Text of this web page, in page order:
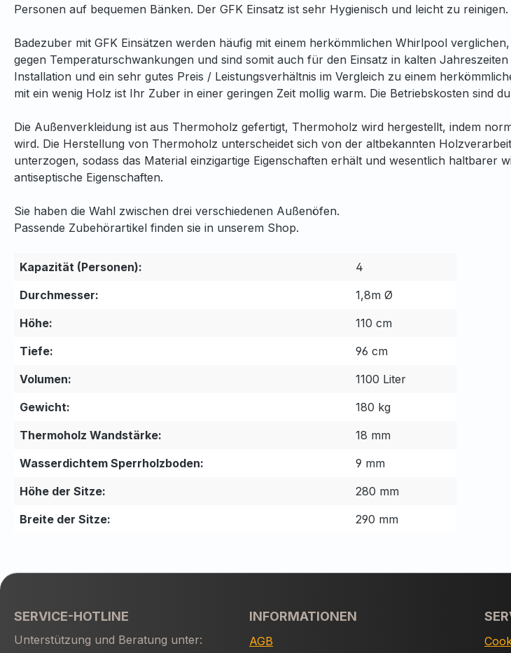
Personen auf bequemen Bänken. Der GFK Einsatz ist sehr Hygienisch und leicht zu reinigen.
Badezuber mit GFK Einsätzen werden häufig mit einem herkömmlichen Whirlpool
gegen Temperaturschwankungen und sind somit auch für den Einsatz in kalten
Installation und ein sehr gutes Preis / Leistungsverhältnis im Vergleich zu einem
mit ein wenig Holz ist Ihr Zuber in einer geringen Zeit mollig warm. Die Betriebskosten sind
Die Außenverkleidung ist aus Thermoholz gefertigt, Thermoholz wird hergestellt, indem
wird. Die Herstellung von Thermoholz unterscheidet sich von der altbekannten
unterzogen, sodass das Material einzigartige Eigenschaften erhält und wesentlich
antiseptische Eigenschaften.
Sie haben die Wahl zwischen drei verschiedenen Außenöfen.
Passende Zubehörartikel finden sie in unserem Shop.
Kapazität (Personen):
4
Durchmesser:
1,8m Ø
Höhe:
110 cm
Tiefe:
96 cm
Volumen:
1100 Liter
Gewicht:
180 kg
Thermoholz Wandstärke:
18 mm
Wasserdichtem Sperrholzboden:
9 mm
Höhe der Sitze:
280 mm
Breite der Sitze:
290 mm
SERVICE-HOTLINE
Unterstützung und Beratung unter:
INFORMATIONEN
AGB